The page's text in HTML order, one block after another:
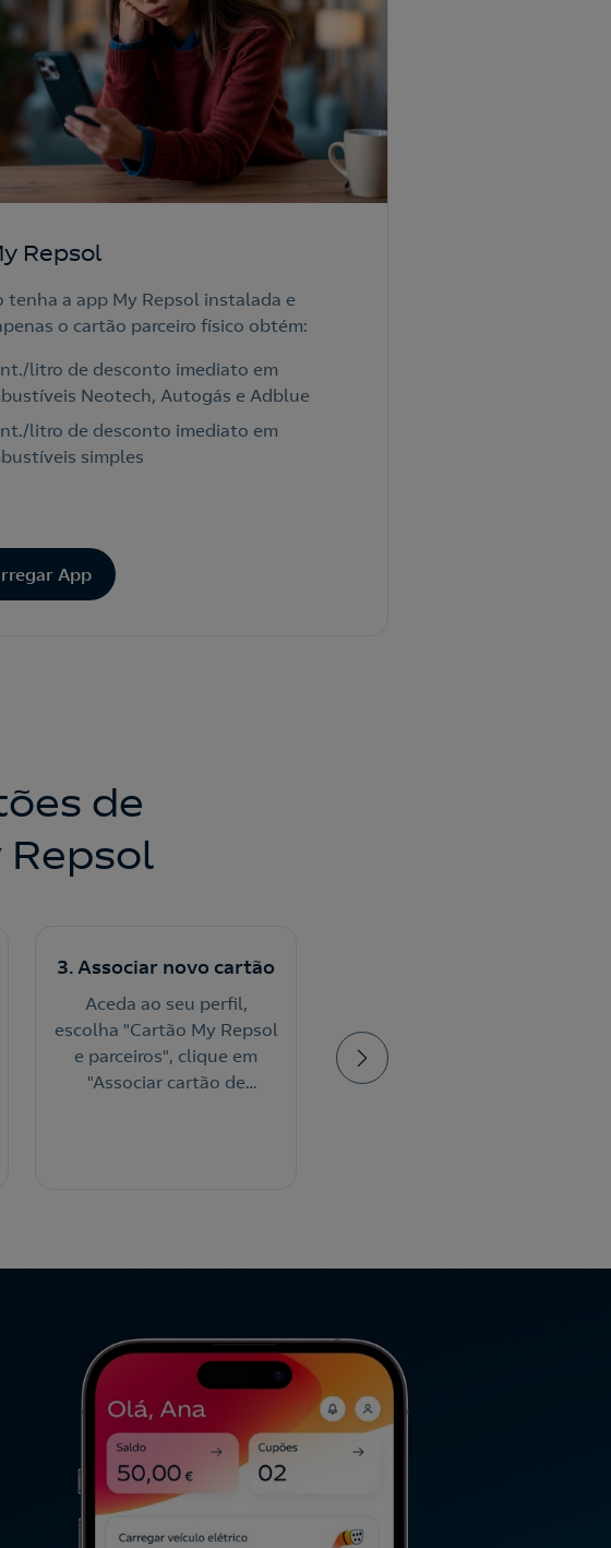
Repsol
tenha a app My Repsol instalada e
o cartão parceiro físico obtém:
litro de desconto imediato em
Neotech, Autogás e Adblue
litro de desconto imediato em
simples
App
de
3. Associar novo cartão
Aceda ao seu perfil,
escolha "Cartão My Repsol
e parceiros", clique em
"Associar cartão de
cartão na App ao efetuar o
pagamento nas estações